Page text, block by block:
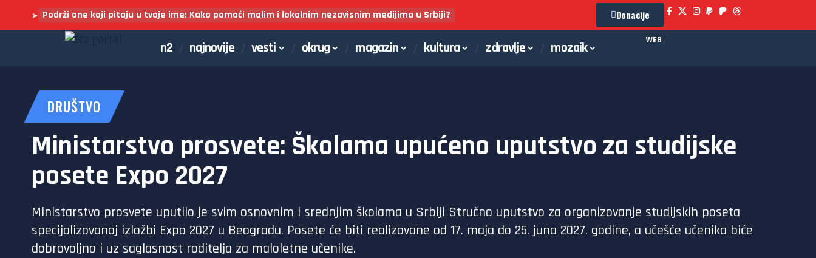
➤ Podrži one koji pitaju u tvoje ime: Kako pomoći malim i lokalnim nezavisnim medijima u Srbiji? Donacije
n2 najnovije vesti okrug magazin kultura zdravlje mozaik WEB
DRUŠTVO
Ministarstvo prosvete: Školama upućeno uputstvo za studijske
posete Expo 2027
Ministarstvo prosvete uputilo je svim osnovnim i srednjim školama u Srbiji Stručno uputstvo za organizovanje studijskih poseta
specijalizovanoj izložbi Expo 2027 u Beogradu. Posete će biti realizovane od 17. maja do 25. juna 2027. godine, a učešće učenika biće
dobrovoljno i uz saglasnost roditelja za maloletne učenike.